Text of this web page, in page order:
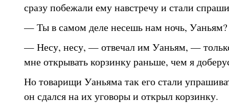
сразу побежали ему навстречу и стали
— Ты в самом деле несешь нам ночь, Уаньям?
— Несу, несу, — отвечал им Уаньям, —
мне открывать корзинку раньше, чем я
Но товарищи Уаньяма так его стали
он сдался на их уговоры и открыл корзинку.